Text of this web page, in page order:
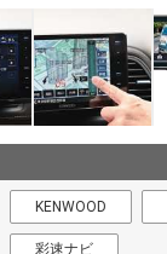
KENWOOD
彩速ナビ